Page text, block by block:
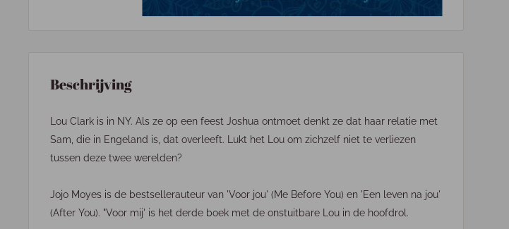
Beschrijving
Lou Clark is in NY. Als ze op een feest Joshua ontmoet denkt ze dat haar relatie met
Sam, die in Engeland is, dat overleeft. Lukt het Lou om zichzelf niet te verliezen
tussen deze twee werelden?
Jojo Moyes is de bestsellerauteur van 'Voor jou' (Me Before You) en 'Een leven na jou'
(After You). "Voor mij' is het derde boek met de onstuitbare Lou in de hoofdrol.